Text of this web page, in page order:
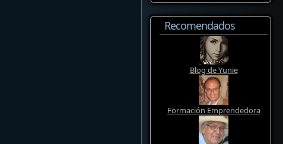
Recomendados
Blog de Yunie
Formación Emprendedora